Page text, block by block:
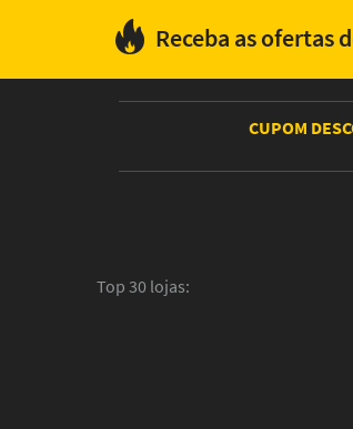
Receba as ofertas
CUPOM
Top 30lojas: